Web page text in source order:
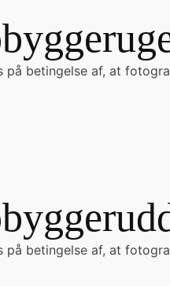
betingelse af, at
betingelse af, at